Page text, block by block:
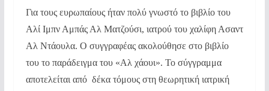
Για τους ευρωπαίους ήταν πολύ γνωστό το βιβλίο του
Αλί Ιμπν Αμπάς Αλ Ματζούσι, ιατρού του χαλίφη Ασαντ
Αλ Ντάουλα. Ο συγγραφέας ακολούθησε στο βιβλίο
του το παράδειγμα του «Αλ χάουι». Το σύγγραμμα
αποτελείται από δέκα τόμους στη θεωρητική ιατρική